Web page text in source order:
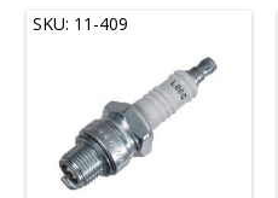
SKU: 11-409